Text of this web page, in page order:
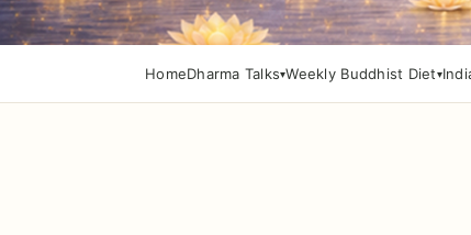
HomeDharma Talks Weekly Buddhist Diet